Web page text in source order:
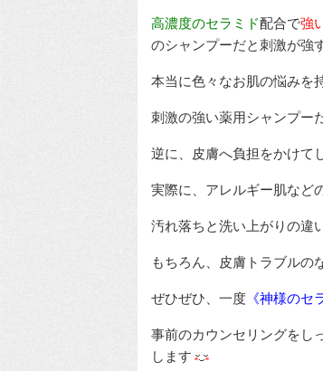
高濃度のセラミド配合で強
のシャンプーだと刺激が強
本当に色々なお肌の悩みを
刺激の強い薬用シャンプー
逆に、皮膚へ負担をかけて
実際に、アレルギー肌など
汚れ落ちと洗い上がりの違
もちろん、皮膚トラブルの
ぜひぜひ、一度 《神様のセ
事前のカウンセリングをし
します